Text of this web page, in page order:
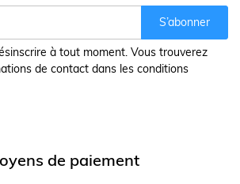
S’abonner
à tout moment. Vous trouverez
de contact dans les conditions
de paiement